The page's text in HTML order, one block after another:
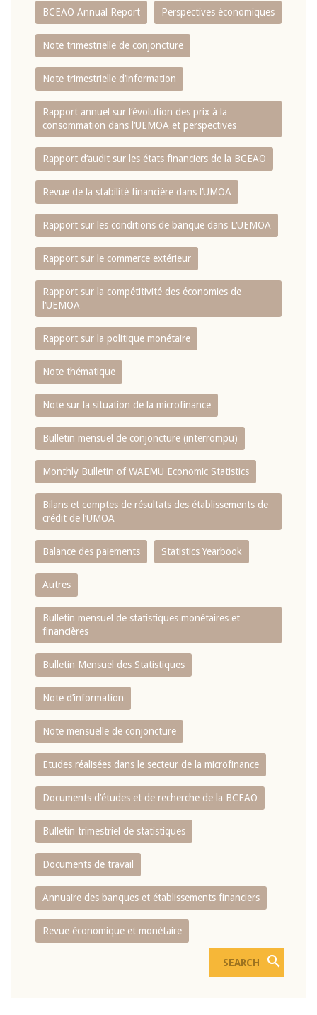
BCEAO Annual Report Perspectives économiques
Note trimestrielle de conjoncture
Note trimestrielle d‘information
Rapport annuel sur l‘évolution des prix à la
consommation dans l‘UEMOA et perspectives
Rapport d‘audit sur les états financiers de la BCEAO
Revue de la stabilité financière dans l‘UMOA
Rapport sur les conditions de banque dans L‘UEMOA
Rapport sur le commerce extérieur
Rapport sur la compétitivité des économies de
l‘UEMOA
Rapport sur la politique monétaire
Note thématique
Note sur la situation de la microfinance
Bulletin mensuel de conjoncture (interrompu)
Monthly Bulletin of WAEMU Economic Statistics
Bilans et comptes de résultats des établissements de
crédit de l‘UMOA
Balance des paiements Statistics Yearbook
Autres
Bulletin mensuel de statistiques monétaires et
financières
Bulletin Mensuel des Statistiques
Note d’information
Note mensuelle de conjoncture
Etudes réalisées dans le secteur de la microfinance
Documents d’études et de recherche de la BCEAO
Bulletin trimestriel de statistiques
Documents de travail
Annuaire des banques et établissements financiers
Revue économique et monétaire